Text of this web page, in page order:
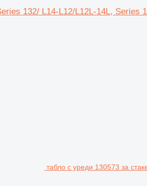
132/ L14-L12/L12L-14L, Series
табло с уреди 130573 за